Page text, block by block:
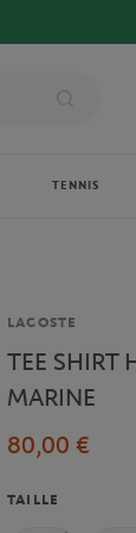
TENNIS
Marque
LACOSTE
TEE SHIRT
MARINE
80,00 €
TAILLE